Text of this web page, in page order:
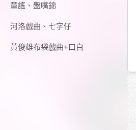
童謠、盤嘴錦
河洛戲曲、七字仔
黃俊雄布袋戲曲+口白